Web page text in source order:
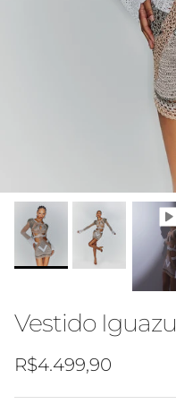
Vestido Iguazu
Preço normal
R$4.499,90